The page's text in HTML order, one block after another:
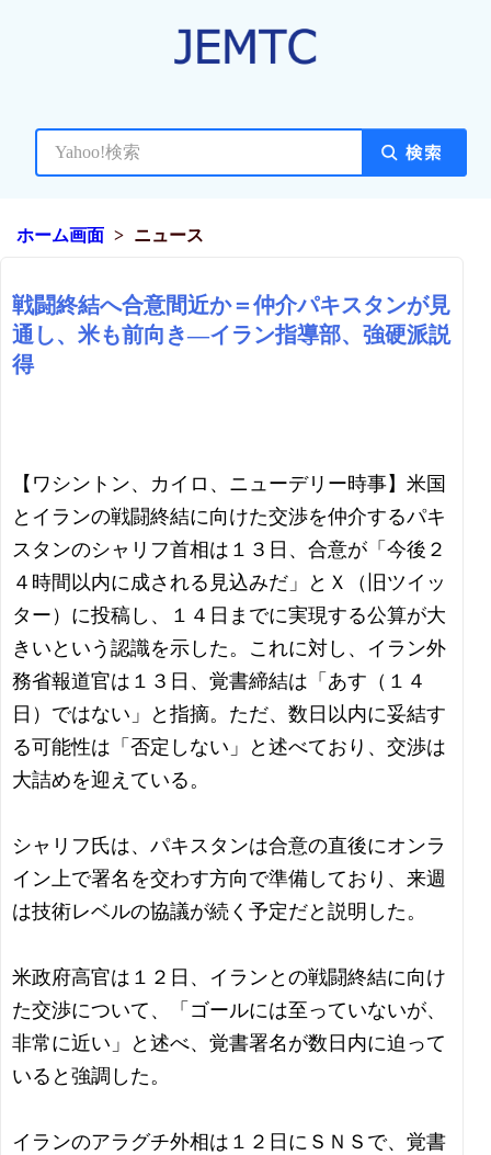
ホーム画面 ニュース
戦闘終結へ合意間近か＝仲介パキスタンが見
通し、米も前向き―イラン指導部、強硬派説
得
【ワシントン、カイロ、ニューデリー時事】米国
とイランの戦闘終結に向けた交渉を仲介するパキ
スタンのシャリフ首相は１３日、合意が「今後２
４時間以内に成される見込みだ」とＸ（旧ツイッ
ター）に投稿し、１４日までに実現する公算が大
きいという認識を示した。これに対し、イラン外
務省報道官は１３日、覚書締結は「あす（１４
日）ではない」と指摘。ただ、数日以内に妥結す
る可能性は「否定しない」と述べており、交渉は
大詰めを迎えている。
シャリフ氏は、パキスタンは合意の直後にオンラ
イン上で署名を交わす方向で準備しており、来週
は技術レベルの協議が続く予定だと説明した。
米政府高官は１２日、イランとの戦闘終結に向け
た交渉について、「ゴールには至っていないが、
非常に近い」と述べ、覚書署名が数日内に迫って
いると強調した。
イランのアラグチ外相は１２日にＳＮＳで、覚書